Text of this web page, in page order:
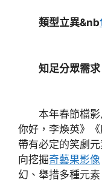
類型立異&nb
知足分眾需求
本年春節檔影
你好，李煥英》
帶有必定的笑劇
向挖掘奇藝果影像
幻、舉措多種元